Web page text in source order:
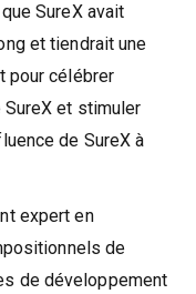
SureX avait
et tiendrait une
pour célébrer
SureX et stimuler
de SureX à
expert en
de
de développement